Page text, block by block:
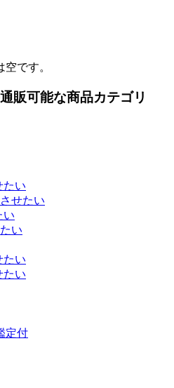
です。
販可能な商品カテゴリ
たい
せたい
い
い
たい
たい
定付